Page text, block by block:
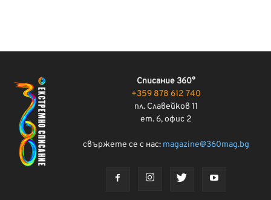
Списание 360°
+359 878 612 740
пл. Славейков 11
ет. 6, офис 2
свържете се с нас: magazine@360mag.bg